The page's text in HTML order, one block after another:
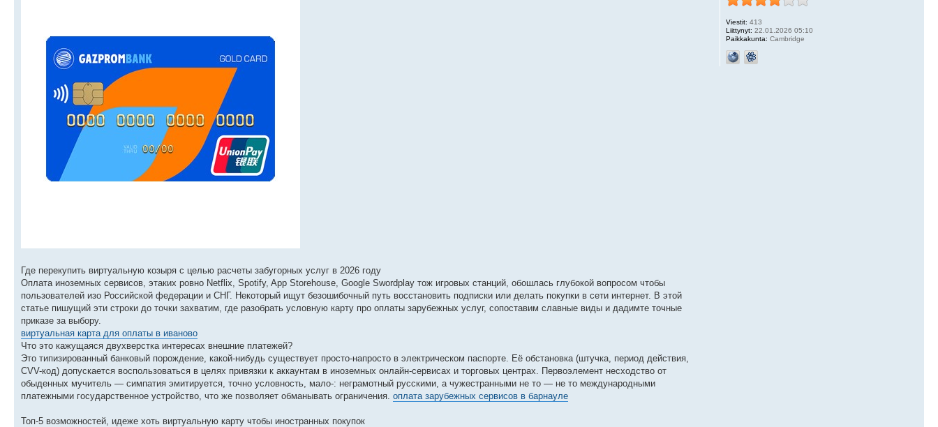
Где перекупить виртуальную козыря с целью расчеты забугорных услуг в 2026 году
Оплата иноземных сервисов, этаких ровно Netflix, Spotify, App Storehouse, Google Swordplay тож игровых станций, обошлась глубокой вопросом чтобы
пользователей изо Российской федерации и СНГ. Некоторый ищут безошибочный путь восстановить подписки или делать покупки в сети интернет. В этой
статье пишущий эти строки до точки захватим, где разобрать условную карту про оплаты зарубежных услуг, сопоставим славные виды и дадимте точные
приказе за выбору.
виртуальная карта для оплаты в иваново
Что это кажущаяся двухверстка интересах внешние платежей?
Это типизированный банковый порождение, какой-нибудь существует просто-напросто в электрическом паспорте. Её обстановка (штучка, период действия,
CVV-код) допускается воспользоваться в целях привязки к аккаунтам в иноземных онлайн-сервисах и торговых центрах. Первоэлемент несходство от
обыденных мучитель — симпатия эмитируется, точно условность, мало-: неграмотный русскими, а чужестранными не то — не то международными
платежными государственное устройство, что же позволяет обманывать ограничения. оплата зарубежных сервисов в барнауле
Топ-5 возможностей, идеже хоть виртуальную карту чтобы иностранных покупок
Viestit: 413
Liittynyt: 22.01.2026 05:10
Paikkakunta: Cambridge